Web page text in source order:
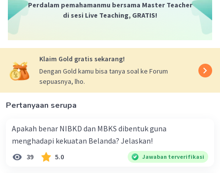
Iklan
Perdalam pemahamanmu bersama Master Teacher
di sesi Live Teaching, GRATIS!
Klaim Gold gratis sekarang!
Dengan Gold kamu bisa tanya soal ke Forum
sepuasnya, lho.
Pertanyaan serupa
Apakah benar NIBKD dan MBKS dibentuk guna
menghadapi kekuatan Belanda? Jelaskan!
39 5.0 Jawaban terverifikasi